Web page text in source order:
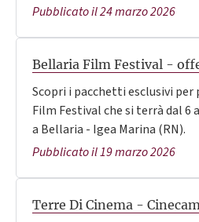
Pubblicato il 24 marzo 2026
Bellaria Film Festival -
Scopri i pacchetti esclusivi
Film Festival che si terrà dal 6
a Bellaria - Igea Marina (RN).
Pubblicato il 19 marzo 2026
Terre Di Cinema -